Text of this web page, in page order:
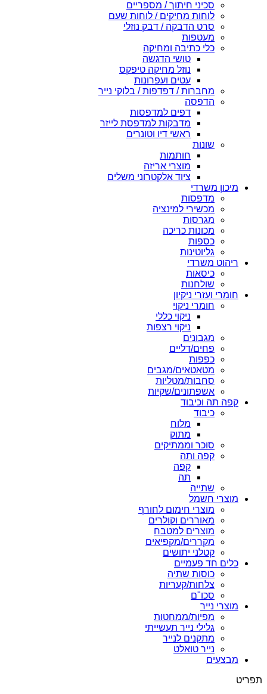
סכיני חיתוך / מספריים
לוחות מחיקים / לוחות שעם
סרט הדבקה / דבק נוזלי
מעטפות
כלי כתיבה ומחיקה
טושי הדגשה
נוזל מחיקה טיפקס
עטים ועפרונות
מחברות / דפדפות / בלוקי נייר
הדפסה
דפים למדפסות
מדבקות למדפסת לייזר
ראשי דיו וטונרים
שונות
חותמות
מוצרי אריזה
ציוד אלקטרוני משלים
מיכון משרדי
מדפסות
מכשירי למינציה
מגרסות
מכונות כריכה
כספות
גליוטינות
ריהוט משרדי
כיסאות
שולחנות
חומרי ועזרי ניקיון
חומרי ניקוי
ניקוי כללי
ניקוי רצפות
מגבונים
פחים/דליים
כפפות
מטאטאים/מגבים
סחבות/מטליות
אשפתונים/שקיות
קפה תה וכיבוד
כיבוד
מלוח
מתוק
סוכר וממתיקים
קפה ותה
קפה
תה
שתייה
מוצרי חשמל
מוצרי חימום לחורף
מאוררים וקולרים
מוצרים למטבח
מקררים/מקפיאים
קטלני יתושים
כלים חד פעמיים
כוסות שתיה
צלחות/קעריות
סכו"ם
מוצרי נייר
מפיות/ממחטות
גלילי נייר תעשייתי
מתקנים לנייר
נייר טואלט
מבצעים
תפריט